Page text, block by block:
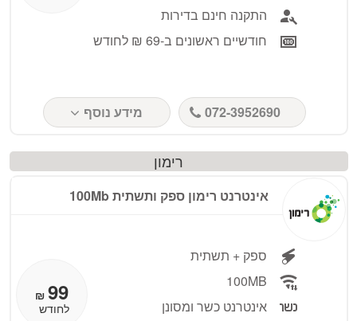
התקנה חינם בדירות
חודשיים ראשונים ב-69 ₪ לחודש
072-3952690 מידע נוסף
רימון
אינטרנט רימון ספק ותשתית 100Mb
ספק + תשתית
100MB
אינטרנט כשר ומסונן
99
₪
לחודש